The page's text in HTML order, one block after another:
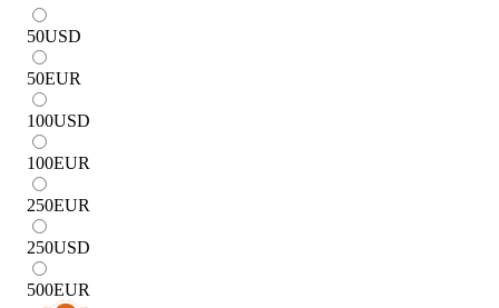
50USD
50EUR
100USD
100EUR
250EUR
250USD
500EUR